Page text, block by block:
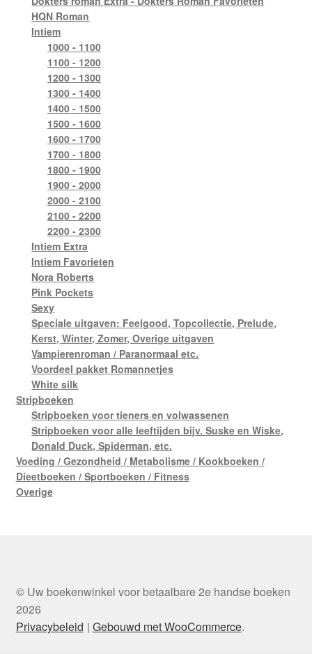
HQN Roman
Intiem
1000 - 1100
1100 - 1200
1200 - 1300
1300 - 1400
1400 - 1500
1500 - 1600
1600 - 1700
1700 - 1800
1800 - 1900
1900 - 2000
2000 - 2100
2100 - 2200
2200 - 2300
Intiem Extra
Intiem Favorieten
Nora Roberts
Pink Pockets
Sexy
Speciale uitgaven: Feelgood, Topcollectie, Prelude,
Kerst, Winter, Zomer, Overige uitgaven
Vampierenroman / Paranormaal etc.
Voordeel pakket Romannetjes
White silk
Stripboeken
Stripboeken voor tieners en volwassenen
Stripboeken voor alle leeftijden bijv. Suske en Wiske,
Donald Duck, Spiderman, etc.
Voeding / Gezondheid / Metabolisme / Kookboeken /
Dieetboeken / Sportboeken / Fitness
Overige
© Uw boekenwinkel voor betaalbare 2e handse boeken
2026
Privacybeleid
Gebouwd met WooCommerce.